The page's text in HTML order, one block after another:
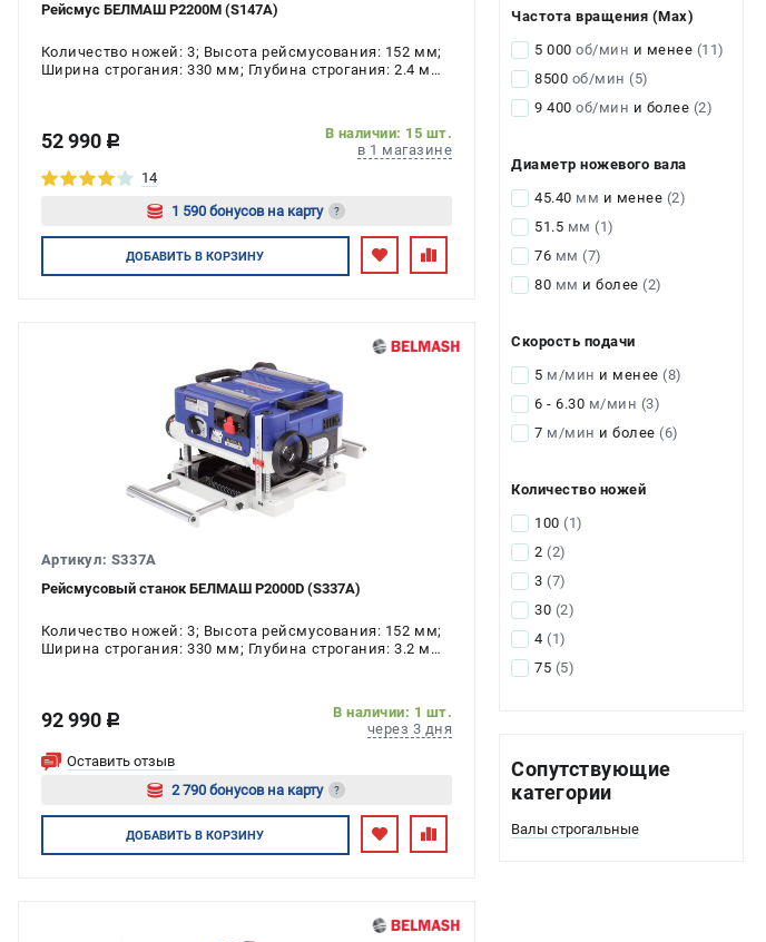
Рейсмус БЕЛМАШ P2200M (S147A)
Количество ножей: 3; Высота рейсмусования: 152 мм;
Ширина строгания: 330 мм; Глубина строгания: 2.4 мм;
52 990 c
В наличии: 15 шт.
в 1 магазине
14
1 590 бонусов на карту
?
Авторизуйтесь
ДОБАВИТЬ В КОРЗИНУ
Артикул: S337A
Рейсмусовый станок БЕЛМАШ P2000D (S337A)
Количество ножей: 3; Высота рейсмусования: 152 мм;
Ширина строгания: 330 мм; Глубина строгания: 3.2 мм;
92 990 c
В наличии: 1 шт.
через 3 дня
Оставить отзыв
2 790 бонусов на карту
?
Авторизуйтесь
ДОБАВИТЬ В КОРЗИНУ
Частота вращения (Max)
5 000 об/мин и менее (11)
8500 об/мин (5)
9 400 об/мин и более (2)
Диаметр ножевого вала
45.40 мм и менее (2)
51.5 мм (1)
76 мм (7)
80 мм и более (2)
Скорость подачи
5 м/мин и менее (8)
6 - 6.30 м/мин (3)
7 м/мин и более (6)
Количество ножей
100 (1)
2 (2)
3 (7)
30 (2)
4 (1)
75 (5)
Сопутствующие
категории
Валы строгальные